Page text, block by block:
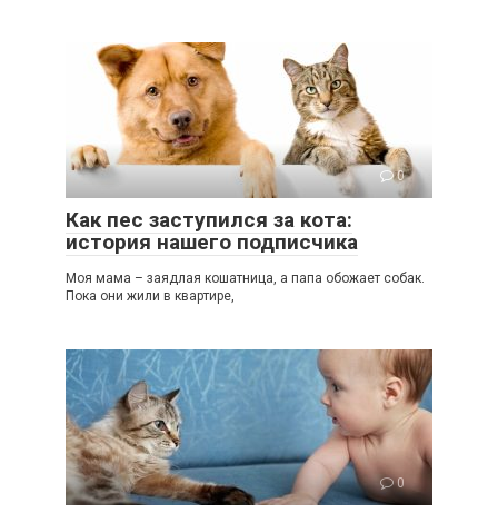
0
Как пес заступился за кота:
история нашего подписчика
Моя мама – заядлая кошатница, а папа обожает собак.
Пока они жили в квартире,
0